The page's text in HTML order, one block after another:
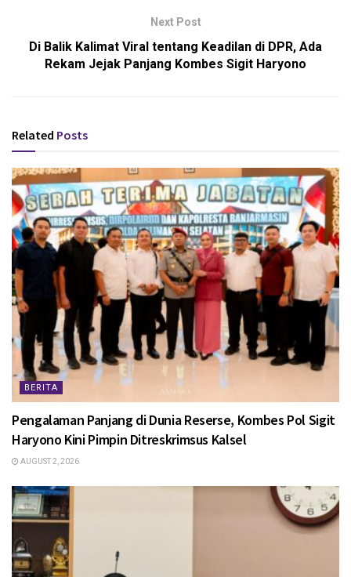
Next Post
Di Balik Kalimat Viral tentang Keadilan di DPR, Ada
Rekam Jejak Panjang Kombes Sigit Haryono
Related Posts
BERITA
Pengalaman Panjang di Dunia Reserse, Kombes Pol Sigit
Haryono Kini Pimpin Ditreskrimsus Kalsel
AUGUST 2, 2026